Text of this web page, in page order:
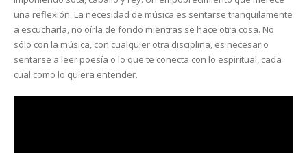
una reflexión. La necesidad de música es sentarse tranquilamente
a escucharla, no oírla de fondo mientras se hace otra cosa. No
sólo con la música, con cualquier otra disciplina, es necesario
sentarse a leer poesía o lo que te conecta con lo espiritual, cada
cual como lo quiera entender.